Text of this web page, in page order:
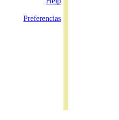
Preferencias